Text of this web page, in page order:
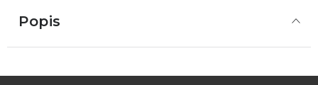
Popis